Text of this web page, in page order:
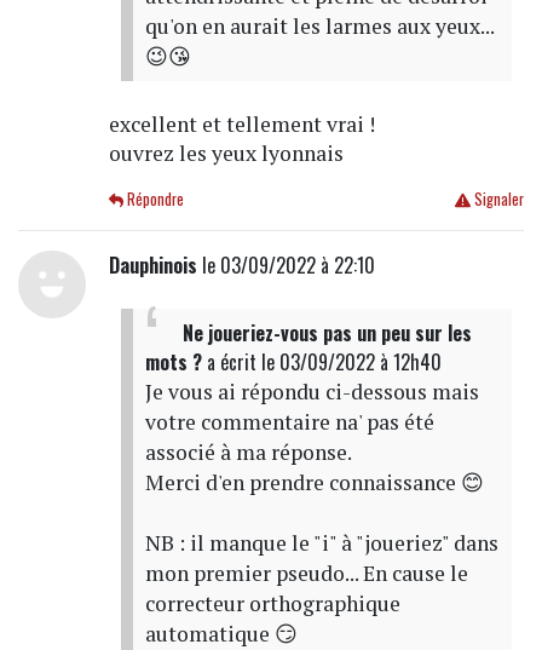
qu'on en aurait les larmes aux yeux...
😉😘
excellent et tellement vrai !
ouvrez les yeux lyonnais
Signaler
Répondre
Dauphinois le 03/09/2022 à 22:10
Ne joueriez-vous pas un peu sur les
mots ?a écrit le 03/09/2022 à 12h40
Je vous ai répondu ci-dessous mais
votre commentaire na' pas été
associé à ma réponse.
Merci d'en prendre connaissance 😊
NB : il manque le "i" à "joueriez" dans
mon premier pseudo... En cause le
correcteur orthographique
automatique 😏